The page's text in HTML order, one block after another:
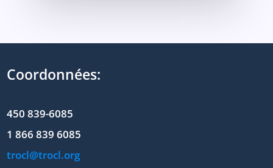
Coordonnées:
450 839-6085
1 866 839 6085
trocl@trocl.org